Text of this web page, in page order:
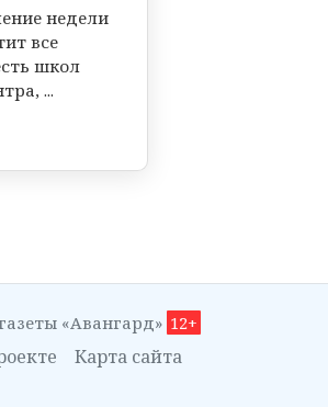
недели
все
школ
...
«Авангард» 12+
Карта сайта